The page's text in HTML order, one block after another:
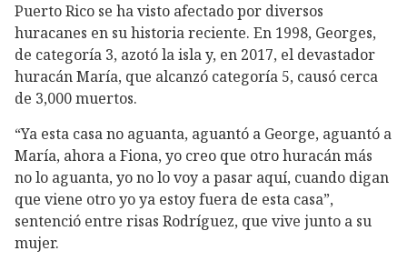
Puerto Rico se ha visto afectado por diversos
huracanes en su historia reciente. En 1998, Georges,
de categoría 3, azotó la isla y, en 2017, el devastador
huracán María, que alcanzó categoría 5, causó cerca
de 3,000 muertos.
“Ya esta casa no aguanta, aguantó a George, aguantó a
María, ahora a Fiona, yo creo que otro huracán más
no lo aguanta, yo no lo voy a pasar aquí, cuando digan
que viene otro yo ya estoy fuera de esta casa”,
sentenció entre risas Rodríguez, que vive junto a su
mujer.